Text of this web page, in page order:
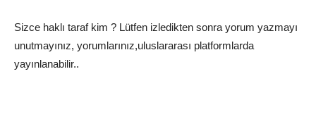
Sizce haklı taraf kim ? Lütfen izledikten sonra yorum yazmayı
unutmayınız, yorumlarınız,uluslararası platformlarda
yayınlanabilir..